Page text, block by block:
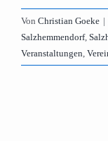
Von Christian Goeke |
Salzhemmendorf,
Veranstaltungen,